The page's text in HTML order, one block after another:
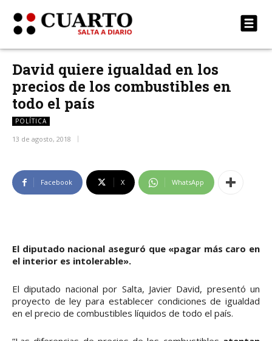
David quiere igualdad en los
precios de los combustibles en
todo el país
POLÍTICA
13 de agosto, 2018
Facebook X WhatsApp
El diputado nacional aseguró que «pagar más caro en
el interior es intolerable».
El diputado nacional por Salta, Javier David, presentó un
proyecto de ley para establecer condiciones de igualdad
en el precio de combustibles líquidos de todo el país.